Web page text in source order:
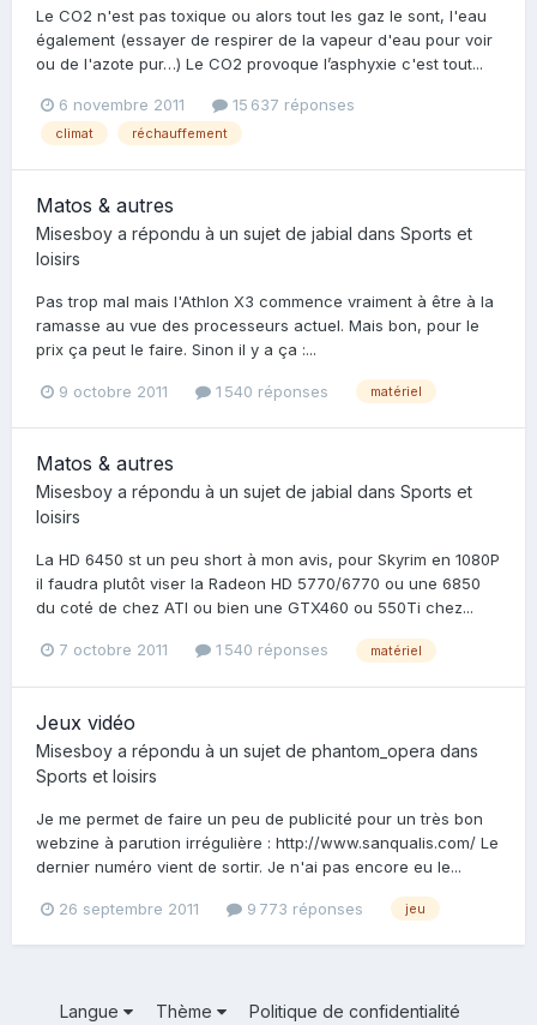
Le CO2 n'est pas toxique ou alors tout les gaz le sont, l'eau
également (essayer de respirer de la vapeur d'eau pour voir
ou de l'azote pur…) Le CO2 provoque l’asphyxie c'est tout...
6 novembre 2011 15 637 réponses
climat réchauffement
Matos & autres
Misesboy a répondu à un sujet de jabial dans Sports et
loisirs
Pas trop mal mais l'Athlon X3 commence vraiment à être à la
ramasse au vue des processeurs actuel. Mais bon, pour le
prix ça peut le faire. Sinon il y a ça :...
9 octobre 2011 1 540 réponses matériel
Matos & autres
Misesboy a répondu à un sujet de jabial dans Sports et
loisirs
La HD 6450 st un peu short à mon avis, pour Skyrim en 1080P
il faudra plutôt viser la Radeon HD 5770/6770 ou une 6850
du coté de chez ATI ou bien une GTX460 ou 550Ti chez...
7 octobre 2011 1 540 réponses matériel
Jeux vidéo
Misesboy a répondu à un sujet de phantom_opera dans
Sports et loisirs
Je me permet de faire un peu de publicité pour un très bon
webzine à parution irrégulière : http://www.sanqualis.com/ Le
dernier numéro vient de sortir. Je n'ai pas encore eu le...
26 septembre 2011 9 773 réponses jeu
Langue Thème Politique de confidentialité